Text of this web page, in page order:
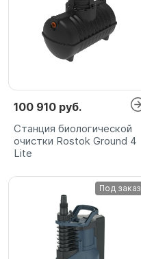
100 910 руб.
Станция биологической
очистки Rostok Ground 4
Lite
Под заказ